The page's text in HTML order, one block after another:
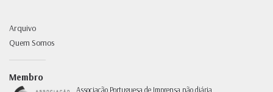
Arquivo
Quem Somos
Membro
Associação Portuguesa de Imprensa não diária